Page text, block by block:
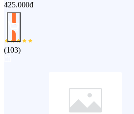
425.000đ
(103)